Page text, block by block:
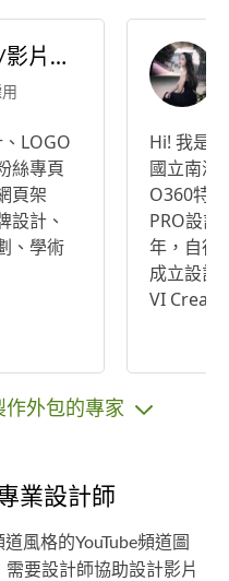
HZ-平面設計/影片製作/社群行銷/旅遊接送
LOGO
絲專頁
頁架
設計、
、學術
Hi! 我是
國立南澳
O360特
PRO設計
年，自行
成立設計
VI
外包的專家
業設計師
風格的YouTube頻道圖
要設計師協助設計影片